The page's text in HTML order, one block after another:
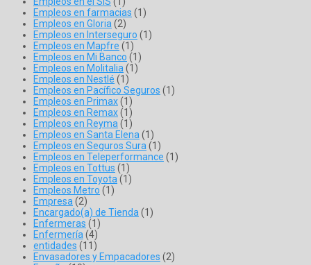
Empleos en farmacias (1)
Empleos en Gloria (2)
Empleos en Interseguro (1)
Empleos en Mapfre (1)
Empleos en Mi Banco (1)
Empleos en Molitalia (1)
Empleos en Nestlé (1)
Empleos en Pacífico Seguros (1)
Empleos en Primax(1)
Empleos en Remax(1)
Empleos en Reyma (1)
Empleos en Santa Elena (1)
Empleos en Seguros Sura (1)
Empleos en Teleperformance (1)
Empleos en Tottus (1)
Empleos en Toyota (1)
Empleos Metro (1)
Empresa (2)
Encargado(a) de Tienda (1)
Enfermeras (1)
Enfermería (4)
entidades (11)
Envasadores y Empacadores (2)